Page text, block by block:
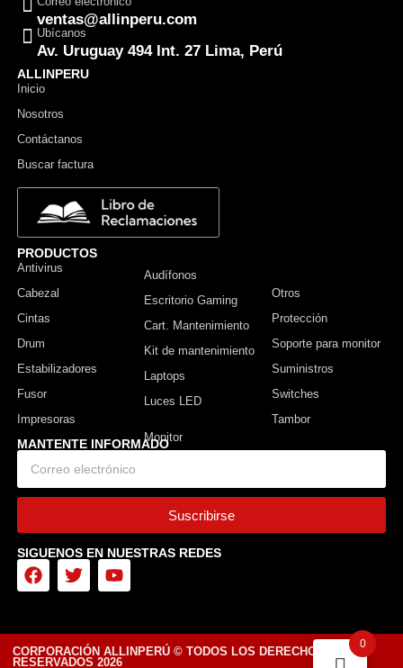
ventas@allinperu.com
Ubícanos
Av. Uruguay 494 Int. 27 Lima, Perú
ALLINPERU
Inicio
Nosotros
Contáctanos
Buscar factura
PRODUCTOS
Antivirus
Cabezal
Cintas
Drum
Estabilizadores
Fusor
Impresoras
Audífonos
Escritorio Gaming
Cart. Mantenimiento
Kit de mantenimiento
Laptops
Luces LED
Otros
Protección
Soporte para monitor
Suministros
Switches
Tambor
MANTENTE INFORMADO
Suscribirse
SIGUENOS EN NUESTRAS REDES
CORPORACIÓN ALLINPERÚ © TODOS LOS DERECHOS
RESERVADOS 2026
0